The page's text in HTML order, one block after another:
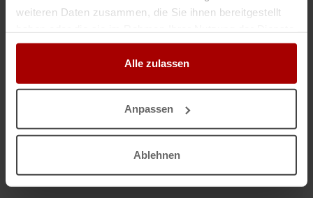
weiteren Daten zusammen, die Sie ihnen bereitgestellt
gesammelt haben.
Alle zulassen
Anpassen
Ablehnen
Elektroinstallateur und biete Ihnen fachgerechte Elektroarbeiten mit hoher
Qualität und Sorgfalt. Kundenzufriedenheit, Term ..
Elektriker Subunternehmer gesucht?
Sehr geehrte Damen und Herren, hiermit möchten wir Ihnen die Firma